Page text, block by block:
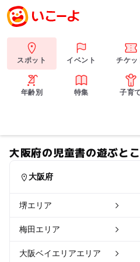
スポット イベント チケッ
年齢別 特集 子育て
大阪府の児童書の遊ぶと
大阪府
堺エリア
梅田エリア
大阪ベイエリアエリア